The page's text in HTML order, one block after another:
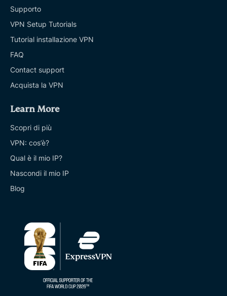
Supporto
VPN Setup Tutorials
Tutorial installazione VPN
FAQ
Contact support
Acquista la VPN
Learn More
Scopri di più
VPN: cos’è?
Qual è il mio IP?
Nascondi il mio IP
Blog